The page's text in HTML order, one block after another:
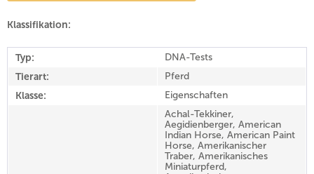
Klassifikation:
Typ: DNA-Tests
Tierart: Pferd
Klasse:
Eigenschaften
Achal-Tekkiner,
Aegidienberger, American
Indian Horse, American Paint
Horse, Amerikanischer
Traber, Amerikanisches
Miniaturpferd,